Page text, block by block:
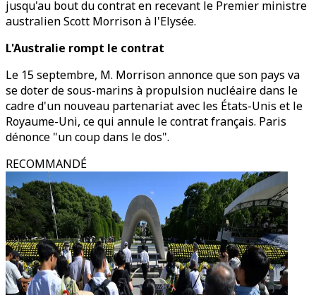
jusqu'au bout du contrat en recevant le Premier ministre
australien Scott Morrison à l'Elysée.
L'Australie rompt le contrat
Le 15 septembre, M. Morrison annonce que son pays va
se doter de sous-marins à propulsion nucléaire dans le
cadre d'un nouveau partenariat avec les États-Unis et le
Royaume-Uni, ce qui annule le contrat français. Paris
dénonce "un coup dans le dos".
RECOMMANDÉ